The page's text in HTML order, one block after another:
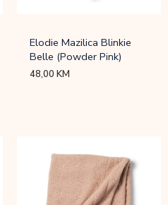
Elodie Mazilica Blinkie
Belle (Powder Pink)
48,00KM